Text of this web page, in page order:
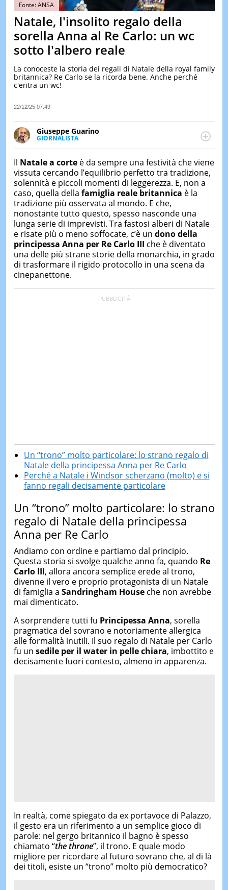
&
TEST
LE
DI
IERI
Fonte: ANSA
Natale, l'insolito regalo della
sorella Anna al Re Carlo: un wc
sotto l'albero reale
La conoceste la storia dei regali di Natale della royal family
britannica? Re Carlo se la ricorda bene. Anche perché
c'entra un wc!
22/12/25 07:49
Giuseppe Guarino
GIORNALISTA
Ph(D) in Diritto Comparato e processi di
particolare sulla Storia contemporanea di America
Latina e Spagna. Collabora con numerose testate ed
è presidente dell'Associazione Culturale "La
Biblioteca del Sannio".
Il Natale a corteè da sempre una festività che viene
vissuta cercando l’equilibrio perfetto tra tradizione,
solennità e piccoli momenti di leggerezza. E, non a
caso, quella della famiglia reale britannica è la
tradizione più osservata al mondo. E che,
nonostante tutto questo, spesso nasconde una
lunga serie di imprevisti. Tra fastosi alberi di Natale
e risate più o meno soffocate, c’è un dono della
principessa Anna per Re Carlo III che è diventato
una delle più strane storie della monarchia, in grado
di trasformare il rigido protocollo in una scena da
cinepanettone.
Un “trono” molto particolare: lo strano regalo di
Natale della principessa Anna per Re Carlo
Perché a Natale i Windsor scherzano (molto) e si
fanno regali decisamente particolare
Un “trono” molto particolare: lo strano
regalo di Natale della principessa
Anna per Re Carlo
Andiamo con ordine e partiamo dal principio.
Questa storia si svolge qualche anno fa, quando Re
Carlo III, allora ancora semplice erede al trono,
divenne il vero e proprio protagonista di un Natale
di famiglia a Sandringham Houseche non avrebbe
mai dimenticato.
A sorprendere tutti fu Principessa Anna, sorella
pragmatica del sovrano e notoriamente allergica
alle formalità inutili. Il suo regalo di Natale per Carlo
fu un sedile per il water in pelle chiara, imbottito e
decisamente fuori contesto, almeno in apparenza.
In realtà, come spiegato da ex portavoce di Palazzo,
il gesto era un riferimento a un semplice gioco di
parole: nel gergo britannico il bagno è spesso
chiamato “the throne”, il trono. E quale modo
migliore per ricordare al futuro sovrano che, al di là
dei titoli, esiste un “trono” molto più democratico?